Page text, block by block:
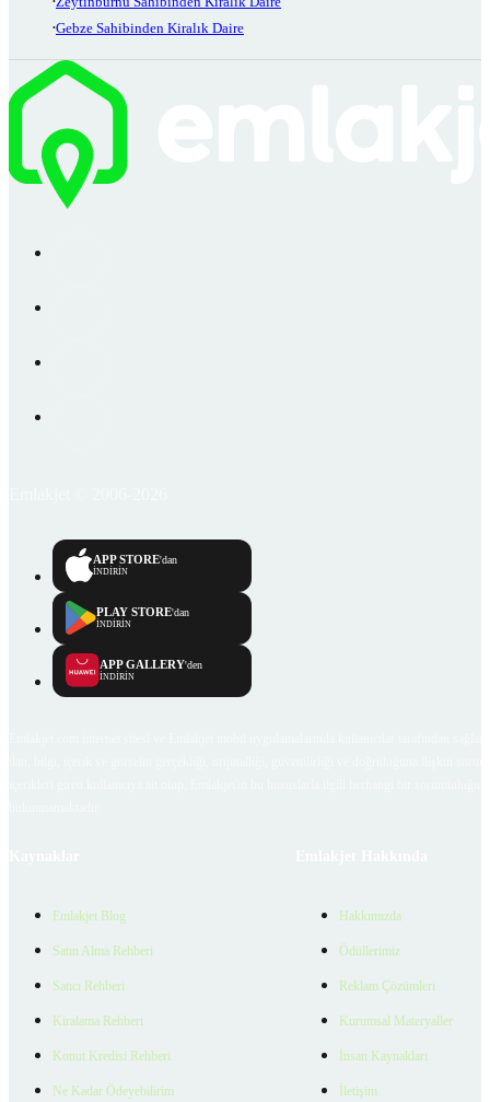
Gebze Sahibinden Kiralık Daire
APP STORE'dan
İNDİRİN
PLAY STORE'dan
İNDİRİN
APP GALLERY'den
İNDİRİN
Emlakjet Blog
Satın Alma Rehberi
Satıcı Rehberi
Kiralama Rehberi
Konut Kredisi Rehberi
Ne Kadar Ödeyebilirim
Hakkımızda
Ödüllerimiz
Reklam Çözümleri
Kurumsal Materyaller
İnsan Kaynakları
İletişim